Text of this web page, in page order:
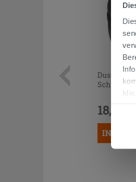
Schwarz
18,90 €
IN DEN